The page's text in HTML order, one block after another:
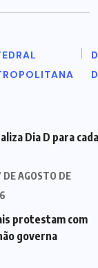
D
Dia D para
DE AGOSTO DE
protestam com
governa